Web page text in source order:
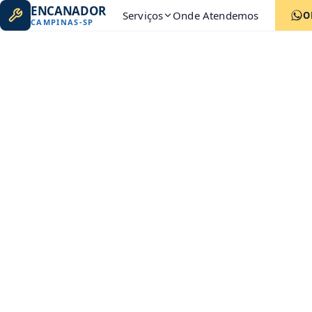
ENCANADOR
CAMPINAS-SP Serviços Onde Atendemos